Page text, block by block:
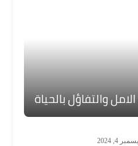
والتفاؤل بالحياة
4, 2024